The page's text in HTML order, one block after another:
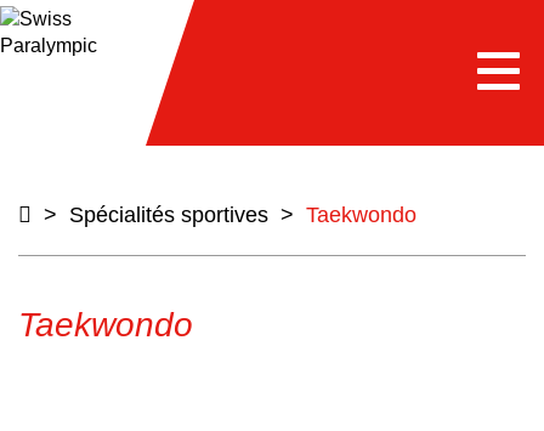
> Spécialités sportives > Taekwondo
Taekwondo